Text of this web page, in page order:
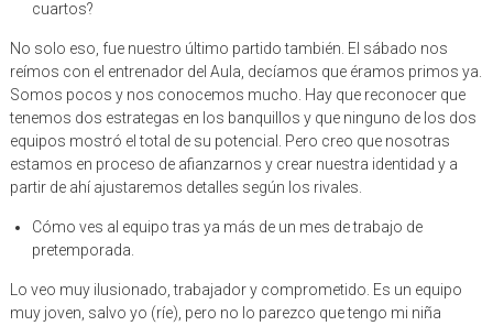
cuartos?
No solo eso, fue nuestro último partido también. El sábado nos
reímos con el entrenador del Aula, decíamos que éramos primos ya.
Somos pocos y nos conocemos mucho. Hay que reconocer que
tenemos dos estrategas en los banquillos y que ninguno de los dos
equipos mostró el total de su potencial. Pero creo que nosotras
estamos en proceso de afianzarnos y crear nuestra identidad y a
partir de ahí ajustaremos detalles según los rivales.
Cómo ves al equipo tras ya más de un mes de trabajo de
pretemporada.
Lo veo muy ilusionado, trabajador y comprometido. Es un equipo
muy joven, salvo yo (ríe), pero no lo parezco que tengo mi niña